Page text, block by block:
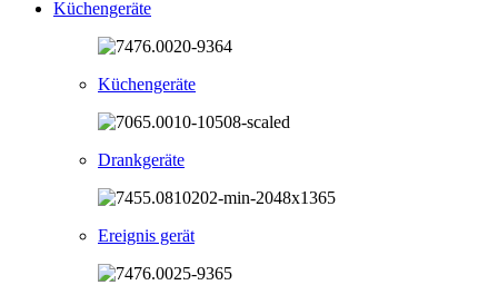
Küchengeräte
Küchengeräte
Drankgeräte
Ereignis gerät